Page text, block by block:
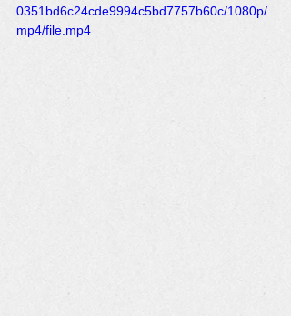
0351bd6c24cde9994c5bd7757b60c/1080p/
mp4/file.mp4